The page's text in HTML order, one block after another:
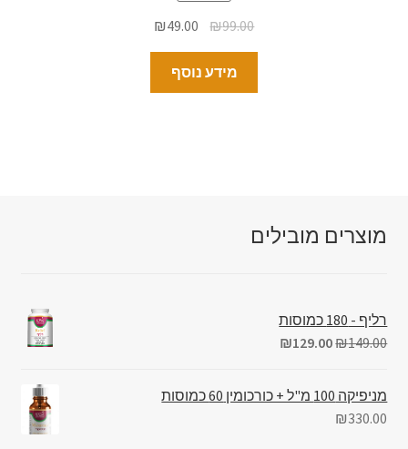
₪99.00
₪49.00
מידע נוסף
מוצרים מובילים
רליף - 180 כמוסות
₪149.00
₪129.00
מניפיקה 100 מ"ל + כורכומין 60 כמוסות
₪330.00